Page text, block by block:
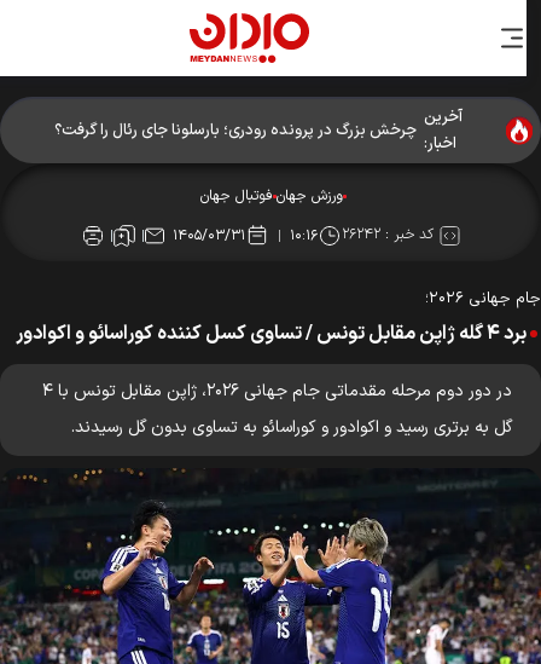
آخرین
اخبار:
چرخش بزرگ در پرونده رودری؛ بارسلونا جای رئال را گرفت؟
ورزش جهانفوتبال جهان
کد خبر : ۲۶۲۴۲ ۱۰:۱۶ ۱۴۰۵/۰۳/۳۱
جهانی ۲۰۲۶؛
برد ۴ گله ژاپن مقابل تونس / تساوی کسل کننده کوراسائو و اکوادور
در دور دوم مرحله مقدماتی جام جهانی ۲۰۲۶، ژاپن مقابل تونس با ۴
گل به برتری رسید و اکوادور و کوراسائو به تساوی بدون گل رسیدند.